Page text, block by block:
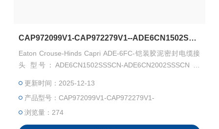
CAP972099V1-CAP972279V1--ADE6CN1502SSSCN-ADE6CN2002SSSCN-格兰
Eaton Crouse-Hinds Capri ADE-6FC-铠装胶泥密封电缆接
头 型号：ADE6CN1502SSSCN-ADE6CN2002SSSCN 料
装电缆，并包含复合屏障 Capri ADE-6FC 适用于 IEC IIC 气
体组和 NEC I 类 1 区安装。
更新时间：2025-12-13
产品型号：CAP972099V1-CAP972279V1-
浏览量：274